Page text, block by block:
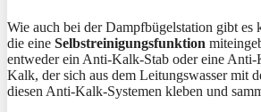
Wie auch bei der Dampfbügelstation gibt es
die eine Selbstreinigungsfunktion
entweder ein Anti-Kalk-Stab oder eine Anti-
Kalk, der sich aus dem Leitungswasser mit
diesen Anti-Kalk-Systemen kleben und